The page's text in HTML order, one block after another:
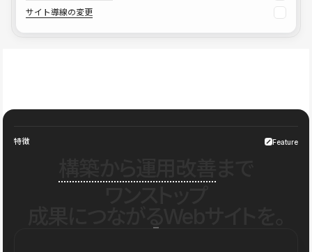
サイト導線の変更
特徴 Feature